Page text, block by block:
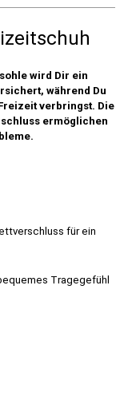
wird Dir ein
während Du
verbringst. Die
ermöglichen
für ein
Tragegefühl